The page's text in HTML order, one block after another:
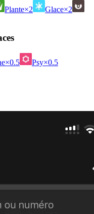
Plante×2 Glace×2
×0.5 Psy×0.5